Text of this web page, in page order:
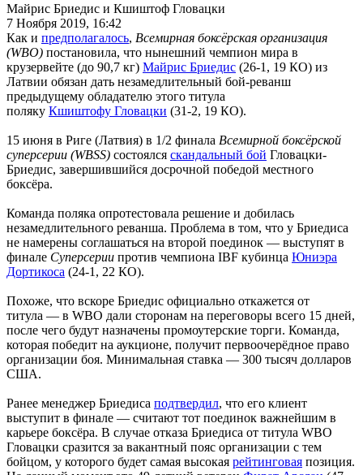
Майрис Бриедис и Кшиштоф Гловацки
7 Ноября 2019, 16:42
Как и предполагалось, Всемирная боксёрская организация
(WBO) постановила, что нынешний чемпион мира в
крузервейте (до 90,7 кг) Майрис Бриедис (26-1, 19 КО) из
Латвии обязан дать незамедлительный бой-реванш
предыдущему обладателю этого титула
поляку Кшиштофу Гловацки (31-2, 19 КО).
15 июня в Риге (Латвия) в 1/2 финала Всемирной боксёрской
суперсерии (WBSS) состоялся скандальный бой Гловацки-
Бриедис, завершившийся досрочной победой местного
боксёра.
Команда поляка опротестовала решение и добилась
незамедлительного реванша. Проблема в том, что у Бриедиса
не намерены соглашаться на второй поединок — выступят в
финале Суперсерии против чемпиона IBF кубинца Юниэра
Дортикоса (24-1, 22 КО).
Похоже, что вскоре Бриедис официально откажется от
титула — в WBO дали сторонам на переговоры всего 15 дней,
после чего будут назначены промоутерские торги. Команда,
которая победит на аукционе, получит первоочерёдное право
организации боя. Минимальная ставка — 300 тысяч долларов
США.
Ранее менеджер Бриедиса подтвердил, что его клиент
выступит в финале — считают тот поединок важнейшим в
карьере боксёра. В случае отказа Бриедиса от титула WBO
Гловацки сразится за вакантный пояс организации с тем
бойцом, у которого будет самая высокая рейтинговая позиция.